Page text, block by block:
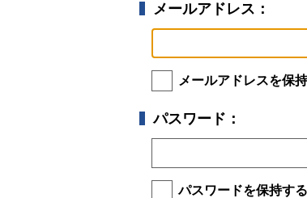
メールアドレス：
メールアドレスを保
パスワード：
パスワードを保持する